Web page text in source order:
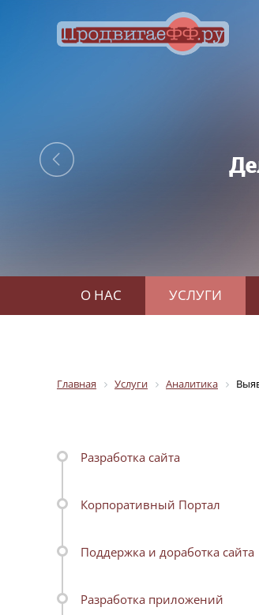
О НАС УСЛУГИ
Главная Услуги Аналитика
Разработка сайта
Корпоративный Портал
Поддержка и доработка сайта
Разработка приложений